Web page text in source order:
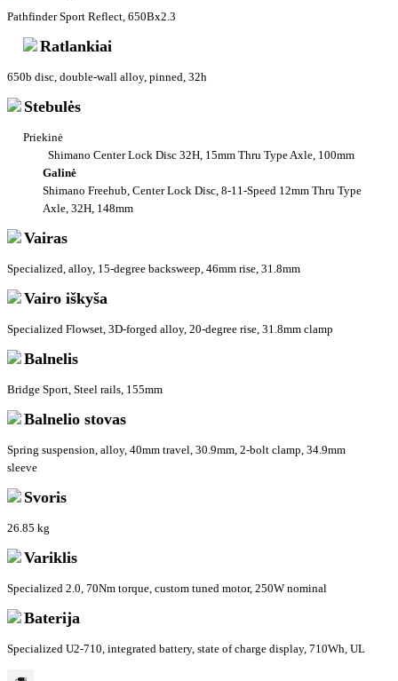
Pathfinder Sport Reflect, 650Bx2.3
Ratlankiai
650b disc, double-wall alloy, pinned, 32h
Stebulės
Priekinė
Shimano Center Lock Disc 32H, 15mm Thru Type Axle, 100mm
Galinė
Shimano Freehub, Center Lock Disc, 8-11-Speed 12mm Thru Type
Axle, 32H, 148mm
Vairas
Specialized, alloy, 15-degree backsweep, 46mm rise, 31.8mm
Vairo iškyša
Specialized Flowset, 3D-forged alloy, 20-degree rise, 31.8mm clamp
Balnelis
Bridge Sport, Steel rails, 155mm
Balnelio stovas
Spring suspension, alloy, 40mm travel, 30.9mm, 2-bolt clamp, 34.9mm
sleeve
Svoris
26.85 kg
Variklis
Specialized 2.0, 70Nm torque, custom tuned motor, 250W nominal
Baterija
Specialized U2-710, integrated battery, state of charge display, 710Wh, UL